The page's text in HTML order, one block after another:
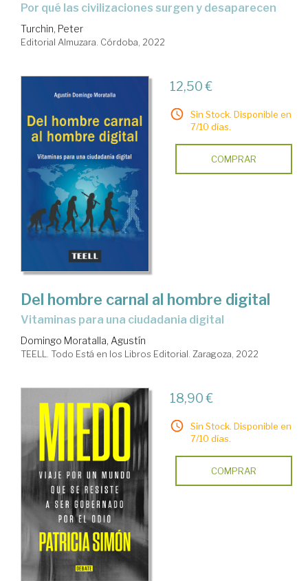
por qué las civilizaciones surgen y desaparecen
Turchin, Peter
Editorial Almuzara. Córdoba, 2022
12,50 €
Sin Stock. Disponible en
7/10 días.
COMPRAR
Del hombre carnal al hombre digital
vitaminas para una ciudadania digital
Domingo Moratalla, Agustín
TEELL. Todo Está en los Libros Editorial. Zaragoza, 2022
18,90 €
Sin Stock. Disponible en
7/10 días.
COMPRAR